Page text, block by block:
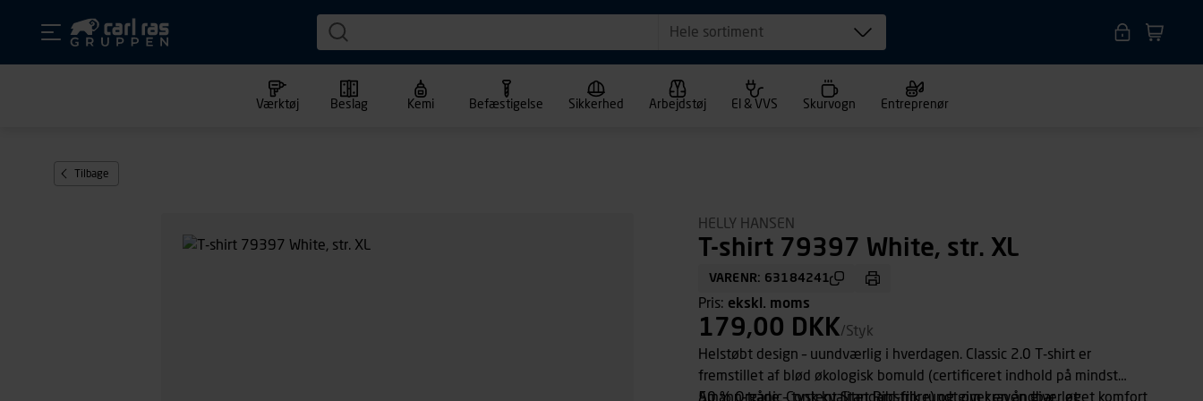
Hele sortiment
Værktøj Beslag Kemi Befæstigelse Sikkerhed Arbejdstøj El & VVS Skurvogn Entreprenør
Tilbage
HELLY HANSEN
T-shirt 79397 White, str. XL
VARENR: 63184241
Pris: ekskl. moms
179,00 DKK/Styk
Helstøbt design – uundværlig i hverdagen. Classic 2.0 T-shirt er
fremstillet af blød økologisk bomuld (certificeret indhold på mindst
50 % Organic Content Standard-fibre) og giver en åndbar, let
Amann-tråde – tysk kvalitet Ribstrik rundt om kraven giver øget komfort